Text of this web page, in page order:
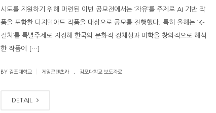
시도를 지원하기 위해 마련된 이번 공모전에서는 ‘자유’를 주제로 AI 기반 작
품을 포함한 디지털아트 작품을 대상으로 공모를 진행했다. 특히 올해는 ‘K-
컬처’를 특별주제로 지정해 한국의 문화적 정체성과 미학을 창의적으로 해석
한 작품에 […]
BY 김포대학교 게임콘텐츠과 김포대학교 보도자료
DETAIL